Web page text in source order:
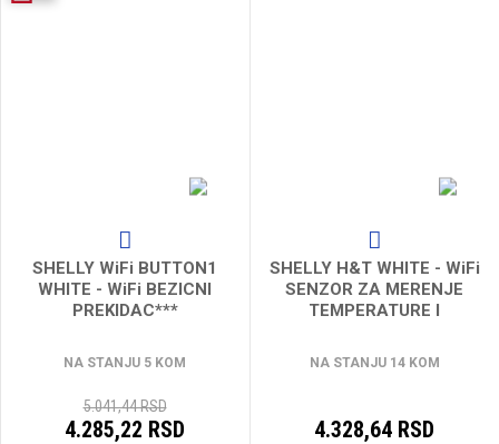
SHELLY WiFi BUTTON1
WHITE - WiFi BEZICNI
PREKIDAC***
NA STANJU 5 KOM
5.041,44 RSD
4.285,22 RSD
SHELLY H&T WHITE - WiFi
SENZOR ZA MERENJE
TEMPERATURE I
NA STANJU 14 KOM
4.328,64 RSD